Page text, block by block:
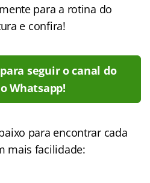
para a rotina do
e confira!
seguir o canal do
Whatsapp!
para encontrar cada
mais facilidade: